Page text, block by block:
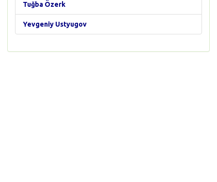
Tuğba Özerk
Yevgeniy Ustyugov